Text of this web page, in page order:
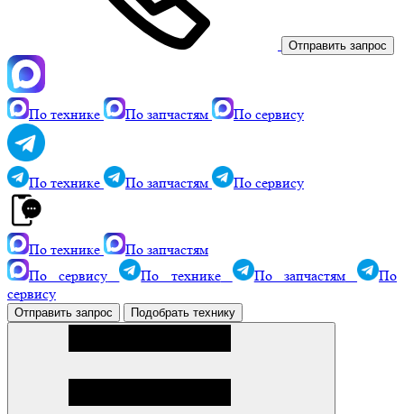
Отправить запрос
По технике По запчастям По сервису
По технике По запчастям По сервису
По технике
По запчастям
По сервису
По технике По запчастям
По
сервису
Отправить запрос Подобрать технику